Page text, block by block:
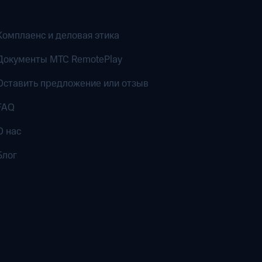
и деловая этика
MTC RemotePlay
предложение или отзыв
нас